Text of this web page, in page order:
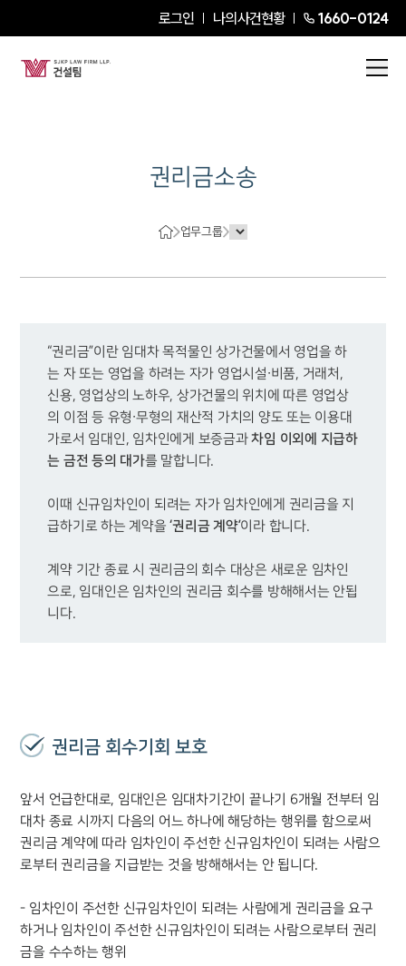
로그인 나의사건현황 1660-0124
권리금소송
업무그룹
“권리금”이란 임대차 목적물인 상가건물에서 영업을 하
는 자 또는 영업을 하려는 자가 영업시설∙비품, 거래처,
신용, 영업상의 노하우, 상가건물의 위치에 따른 영업상
의 이점 등 유형∙무형의 재산적 가치의 양도 또는 이용대
가로서 임대인, 임차인에게 보증금과 차임 이외에 지급하
는 금전 등의 대가
이때 신규임차인이 되려는 자가 임차인에게 권리금을 지
급하기로 하는 계약을 ‘권리금 계약’
계약 기간 종료 시 권리금의 회수 대상은 새로운 임차인
으로, 임대인은 임차인의 권리금 회수를 방해해서는 안됩
니다.
권리금 회수기회 보호
앞서 언급한대로, 임대인은 임대차기간이 끝나기 6개월 전부터 임
대차 종료 시까지 다음의 어느 하나에 해당하는 행위를 함으로써
권리금 계약에 따라 임차인이 주선한 신규임차인이 되려는 사람으
로부터 권리금을 지급받는 것을 방해해서는 안 됩니다.
- 임차인이 주선한 신규임차인이 되려는 사람에게 권리금을 요구
하거나 임차인이 주선한 신규임차인이 되려는 사람으로부터 권리
금을 수수하는 행위